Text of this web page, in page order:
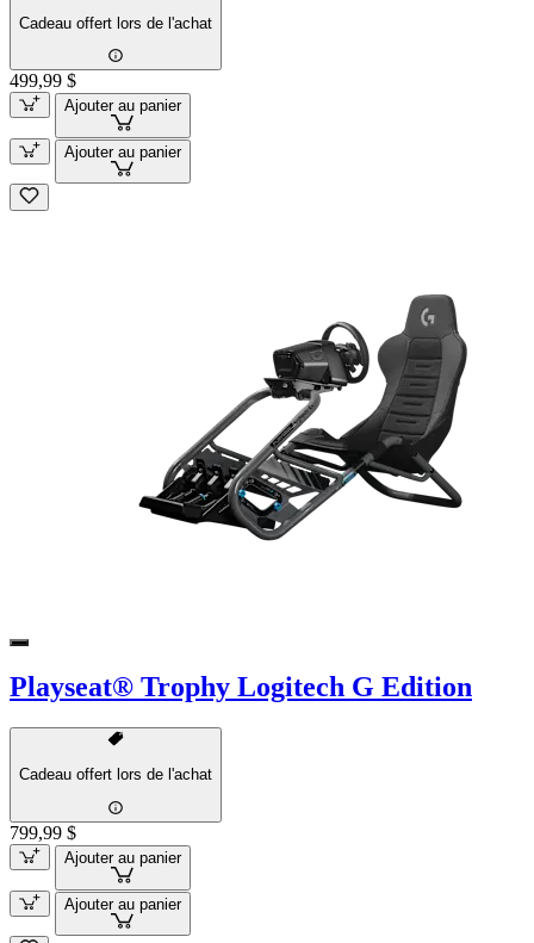
Cadeau offert lors de l'achat
499,99 $
Ajouter au panier
Ajouter au panier
Playseat® Trophy Logitech G Edition
Cadeau offert lors de l'achat
799,99 $
Ajouter au panier
Ajouter au panier